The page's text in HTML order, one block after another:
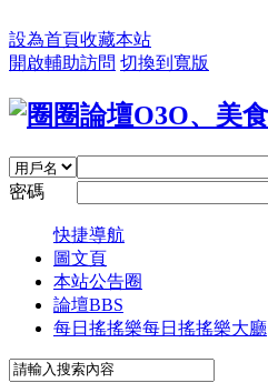
設為首頁收藏本站
開啟輔助訪問 切換到寬版
密碼
快捷導航
圖文頁
本站公告圈
論壇BBS
每日搖搖樂每日搖搖樂大廳